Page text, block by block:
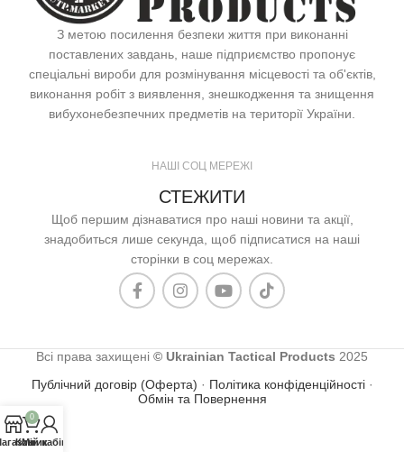
З метою посилення безпеки життя при виконанні
поставлених завдань, наше підприємство пропонує
спеціальні вироби для розмінування місцевості та об'єктів,
виконання робіт з виявлення, знешкодження та знищення
вибухонебезпечних предметів на території України.
НАШІ СОЦ МЕРЕЖІ
СТЕЖИТИ
Щоб першим дізнаватися про наші новини та акції,
знадобиться лише секунда, щоб підписатися на наші
сторінки в соц мережах.
Всі права захищені © Ukrainian Tactical Products 2025
Публічний договір (Оферта) · Політика конфіденційності·
Обмін та Повернення
0
Кошик
Мій кабінет